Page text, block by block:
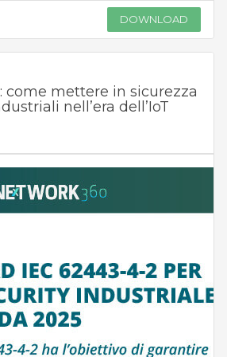
DOWNLOAD
come mettere in sicurezza
nell’era dell’IoT